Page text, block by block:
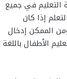
التعليم في جميع
إذا كان
الممكن إدخال
الأطفال باللغة